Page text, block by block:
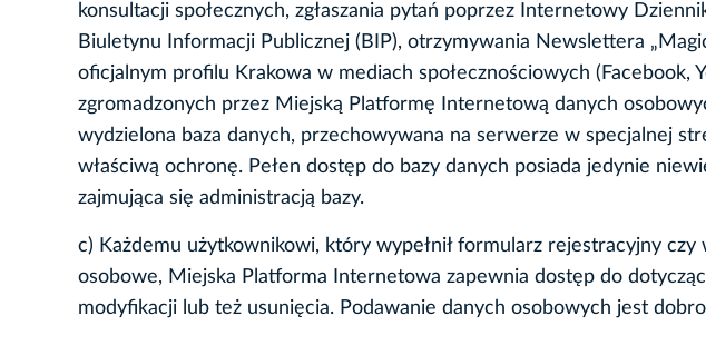
konsultacji społecznych, zgłaszania pytań poprzez Internetowy
Biuletynu Informacji Publicznej (BIP), otrzymywania Newslettera
oficjalnym profilu Krakowa w mediach społecznościowych (Facebook,
zgromadzonych przez Miejską Platformę Internetową danych
wydzielona baza danych, przechowywana na serwerze w specjalnej
właściwą ochronę. Pełen dostęp do bazy danych posiada jedynie
zajmująca się administracją bazy.
c) Każdemu użytkownikowi, który wypełnił formularz rejestracyjny czy
osobowe, Miejska Platforma Internetowa zapewnia dostęp do
modyfikacji lub też usunięcia. Podawanie danych osobowych jest